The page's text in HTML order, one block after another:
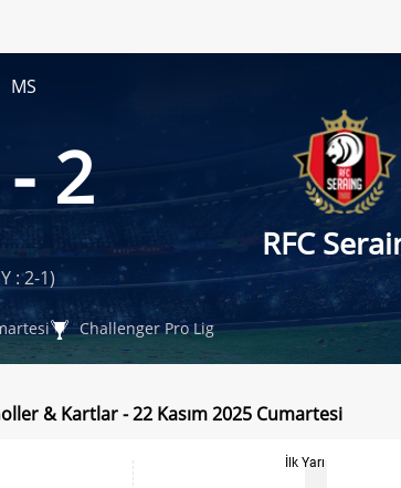
MS
2
RFC
: 2-1)
Challenger Pro Lig
& Kartlar - 22 Kasım 2025 Cumartesi
İlk Yarı